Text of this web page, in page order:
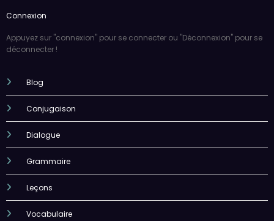
déconnecter !
Blog
« I have 20 years » : pourquoi cette phrase est fausse en anglais